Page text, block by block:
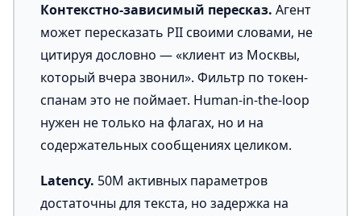
Контекстно-зависимый пересказ. Агент
может пересказать PII своими словами, не
цитируя дословно — «клиент из Москвы,
который вчера звонил». Фильтр по токен-
спанам это не поймает. Human-in-the-loop
нужен не только на флагах, но и на
содержательных сообщениях целиком.
Latency. 50M активных параметров
достаточны для текста, но задержка на